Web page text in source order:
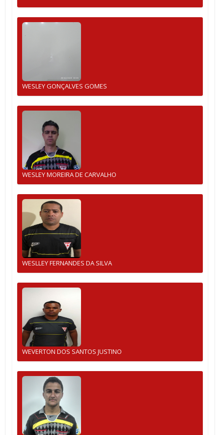
WESLEY GONÇALVES GOMES
WESLEY MOREIRA DE CARVALHO
WESLLEY FERNANDES DA SILVA
WEVERTON DOS SANTOS JUSTINO